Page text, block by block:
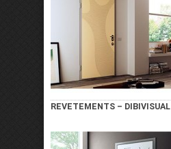
REVETEMENTS – DIBIVISUAL